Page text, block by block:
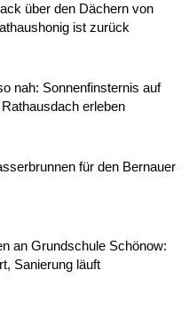
über den Dächern von
ist zurück
nah: Sonnenfinsternis auf
erleben
für den Bernauer
an Grundschule Schönow:
Sanierung läuft